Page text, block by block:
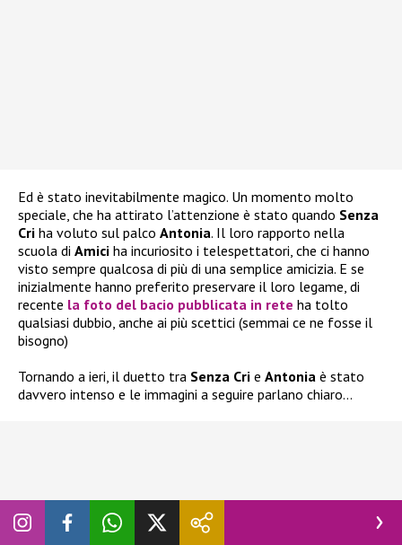
Ed è stato inevitabilmente magico. Un momento molto
speciale, che ha attirato l’attenzione è stato quando Senza
Cri ha voluto sul palco Antonia. Il loro rapporto nella
scuola di Amici ha incuriosito i telespettatori, che ci hanno
visto sempre qualcosa di più di una semplice amicizia. E se
inizialmente hanno preferito preservare il loro legame, di
recente la foto del bacio pubblicata in rete ha tolto
qualsiasi dubbio, anche ai più scettici (semmai ce ne fosse il
bisogno)
Tornando a ieri, il duetto tra Senza Cri e Antonia è stato
davvero intenso e le immagini a seguire parlano chiaro…